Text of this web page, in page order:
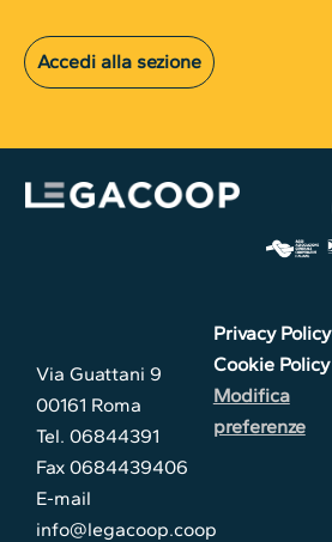
Accedi alla sezione
Via Guattani 9
00161 Roma
Tel. 06844391
Fax 0684439406
E-mail
info@legacoop.coop
Privacy Policy
Cookie Policy
Modifica
preferenze